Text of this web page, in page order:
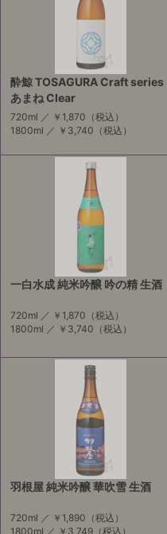
酔鯨 TOSAGURA Craft series
あまね Clear
720ml ／ ￥1,870 （税込）
1800ml ／ ￥3,740 （税込）
一白水成 純米吟醸 吟の精 生酒
720ml ／ ￥1,870 （税込）
1800ml ／ ￥3,740 （税込）
羽根屋 純米吟醸 華吹雪 生酒
720ml ／ ￥1,890 （税込）
1800ml ／ ￥3,749 （税込）